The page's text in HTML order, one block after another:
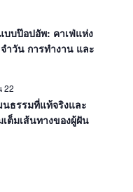
บบป๊อปอัพ: คาเฟ่แห่ง
ำวัน การทำงาน และ
22
ธรรมที่แท้จริงและ
เต็มเส้นทางของผู้ฝัน